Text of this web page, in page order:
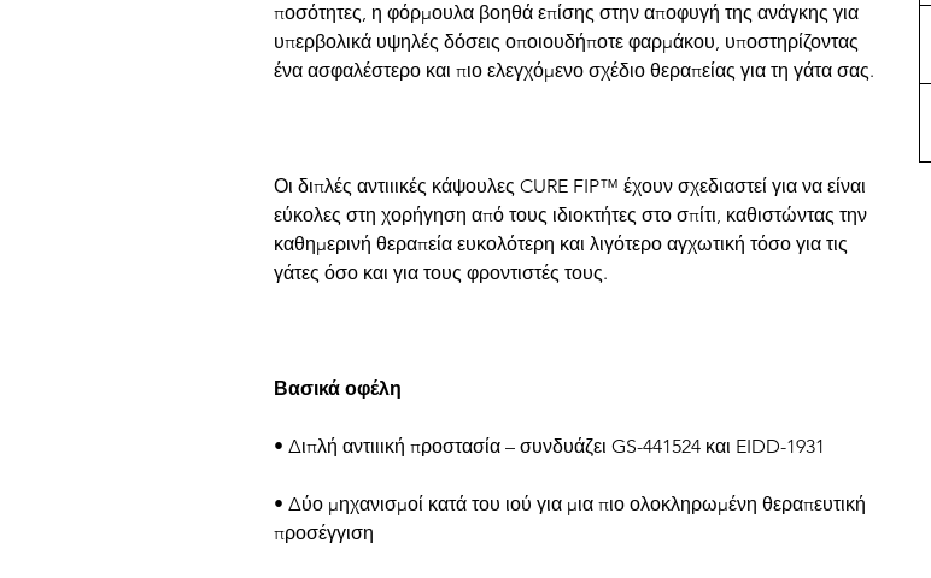
ποσότητες, η φόρμουλα βοηθά επίσης στην αποφυγή της ανάγκης για
υπερβολικά υψηλές δόσεις οποιουδήποτε φαρμάκου, υποστηρίζοντας
ένα ασφαλέστερο και πιο ελεγχόμενο σχέδιο θεραπείας για τη γάτα σας.
Οι διπλές αντιιικές κάψουλες CURE FIP™ έχουν σχεδιαστεί για να είναι
εύκολες στη χορήγηση από τους ιδιοκτήτες στο σπίτι, καθιστώντας την
καθημερινή θεραπεία ευκολότερη και λιγότερο αγχωτική τόσο για τις
γάτες όσο και για τους φροντιστές τους.
Βασικά οφέλη
• Διπλή αντιιική προστασία – συνδυάζει GS-441524 και EIDD-1931
• Δύο μηχανισμοί κατά του ιού για μια πιο ολοκληρωμένη θεραπευτική
προσέγγιση